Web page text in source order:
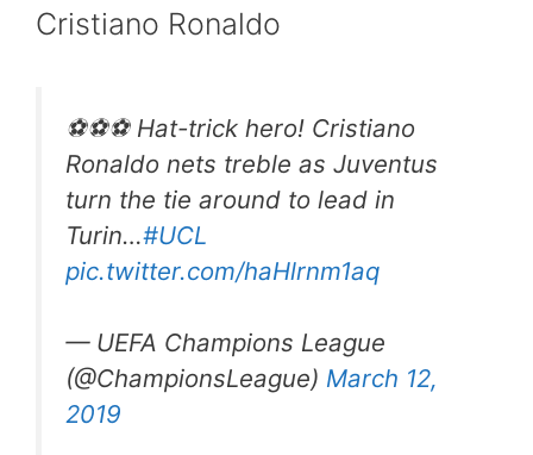
Cristiano Ronaldo
⚽️⚽️⚽️ Hat-trick hero! Cristiano
Ronaldo nets treble as Juventus
turn the tie around to lead in
Turin…#UCL
pic.twitter.com/haHlrnm1aq
— UEFA Champions League
(@ChampionsLeague) March 12,
2019